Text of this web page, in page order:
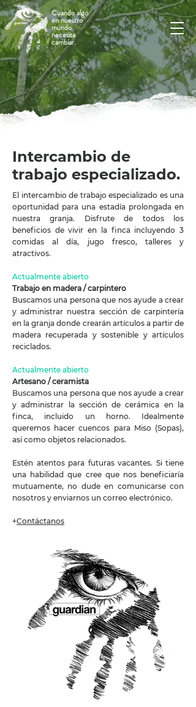
Cuando algo
en nuestro
mundo
necesita
cambiar.
Intercambio de
trabajo especializado.
El intercambio de trabajo especializado es una
oportunidad para una estadía prolongada en
nuestra granja. Disfrute de todos los
beneficios de vivir en la finca incluyendo 3
comidas al día, jugo fresco, talleres y
atractivos.
Actualmente abierto
Trabajo en madera / carpintero
Buscamos una persona que nos ayude a crear
y administrar nuestra sección de carpintería
en la granja donde crearán artículos a partir de
madera recuperada y sostenible y artículos
reciclados.
Actualmente abierto
Artesano / ceramista
Buscamos una persona que nos ayude a crear
y administrar la sección de cerámica en la
finca, incluido un horno. Idealmente
queremos hacer cuencos para Miso (Sopas),
así como objetos relacionados.
Estén atentos para futuras vacantes. Si tiene
una habilidad que cree que nos beneficiaría
mutuamente, no dude en comunicarse con
nosotros y enviarnos un correo electrónico.
+Contáctanos